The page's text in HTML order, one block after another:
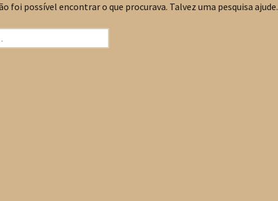
foi possível encontrar o que procurava. Talvez uma pesquisa ajude.